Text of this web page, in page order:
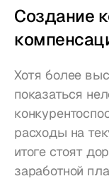
Создание
Хотя более
показаться
расходы на
итоге стоят
заработной